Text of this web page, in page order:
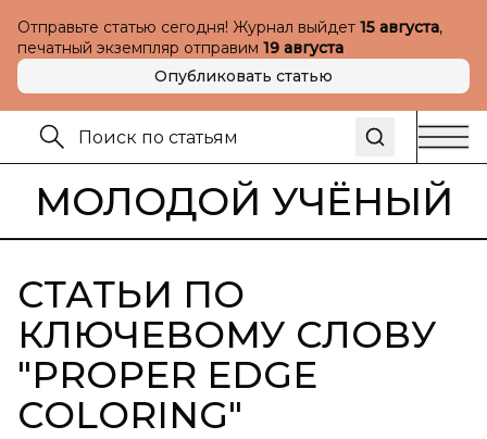
Отправьте статью сегодня! Журнал выйдет 15 августа,
печатный экземпляр отправим 19 августа
Опубликовать статью
МОЛОДОЙ УЧЁНЫЙ
СТАТЬИ ПО
КЛЮЧЕВОМУ СЛОВУ
"PROPER EDGE
COLORING"